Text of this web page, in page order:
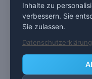
Inhalte zu
verbessern. Sie
Sie zulassen.
Datenschutzerklärung